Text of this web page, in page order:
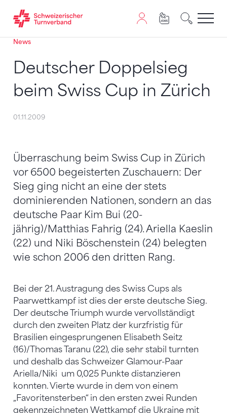
Zum Inhalt springen
Zur Sitemap navigieren
Zum Navigieren dieser Seite wird JavaScript benötigt.
News
Deutscher Doppelsieg
beim Swiss Cup in Zürich
01.11.2009
Überraschung beim Swiss Cup in Zürich
vor 6500 begeisterten Zuschauern: Der
Sieg ging nicht an eine der stets
dominierenden Nationen, sondern an das
deutsche Paar Kim Bui (20-
jährig)/Matthias Fahrig (24). Ariella Kaeslin
(22) und Niki Böschenstein (24) belegten
wie schon 2006 den dritten Rang.
Bei der 21. Austragung des Swiss Cups als
Paarwettkampf ist dies der erste deutsche Sieg.
Der deutsche Triumph wurde vervollständigt
durch den zweiten Platz der kurzfristig für
Brasilien eingesprungenen Elisabeth Seitz
(16)/Thomas Taranu (22), die sehr stabil turnten
und deshalb das Schweizer Glamour-Paar
Ariella/Niki um 0,025 Punkte distanzieren
konnten. Vierte wurde in dem von einem
„Favoritensterben“ in den ersten zwei Runden
gekennzeichneten Wettkampf die Ukraine mit